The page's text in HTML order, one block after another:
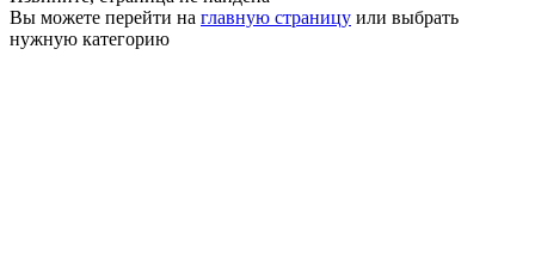
Вы можете перейти на главную страницу или выбрать
нужную категорию